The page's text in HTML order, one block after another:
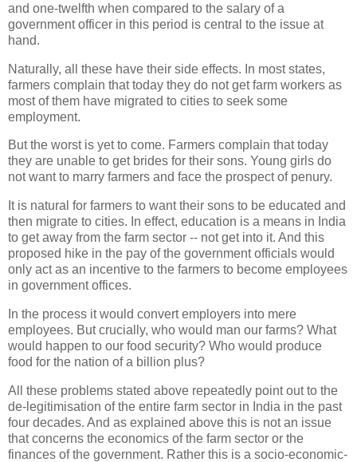
and one-twelfth when compared to the salary of a
government officer in this period is central to the issue at
hand.
Naturally, all these have their side effects. In most states,
farmers complain that today they do not get farm workers as
most of them have migrated to cities to seek some
employment.
But the worst is yet to come. Farmers complain that today
they are unable to get brides for their sons. Young girls do
not want to marry farmers and face the prospect of penury.
It is natural for farmers to want their sons to be educated and
then migrate to cities. In effect, education is a means in India
to get away from the farm sector -- not get into it. And this
proposed hike in the pay of the government officials would
only act as an incentive to the farmers to become employees
in government offices.
In the process it would convert employers into mere
employees. But crucially, who would man our farms? What
would happen to our food security? Who would produce
food for the nation of a billion plus?
All these problems stated above repeatedly point out to the
de-legitimisation of the entire farm sector in India in the past
four decades. And as explained above this is not an issue
that concerns the economics of the farm sector or the
finances of the government. Rather this is a socio-economic-